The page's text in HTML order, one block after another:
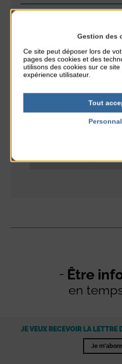
Être
en
JE VEUX RECEVOIR LA
Je
Gestion des
Ce site peut déposer lors de
pages des cookies et des
utilisons des cookies sur ce
expérience utilisateur.
Tout